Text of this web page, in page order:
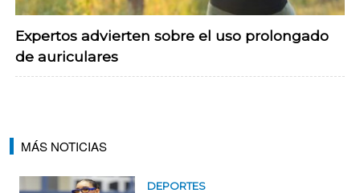
Expertos advierten sobre el uso prolongado
de auriculares
MÁS NOTICIAS
DEPORTES